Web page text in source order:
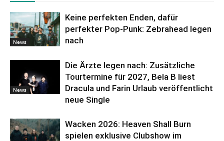
News
Keine perfekten Enden, dafür
perfekter Pop-Punk: Zebrahead legen
nach
News
Die Ärzte legen nach: Zusätzliche
Tourtermine für 2027, Bela B liest
Dracula und Farin Urlaub veröffentlicht
neue Single
Wacken 2026: Heaven Shall Burn
spielen exklusive Clubshow im